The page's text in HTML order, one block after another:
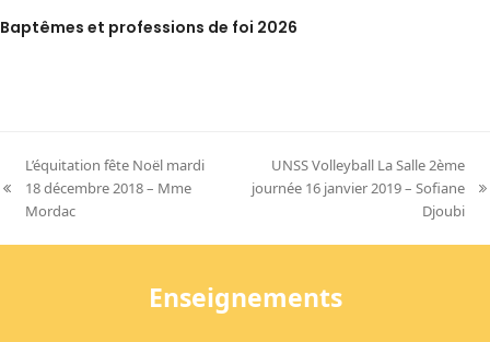
Baptêmes et professions de foi 2026
previous
post:
L’équitation fête Noël mardi
18 décembre 2018 – Mme
Mordac
next
UNSS Volleyball La Salle 2ème
journée 16 janvier 2019 – Sofiane
Djoubi
Enseignements